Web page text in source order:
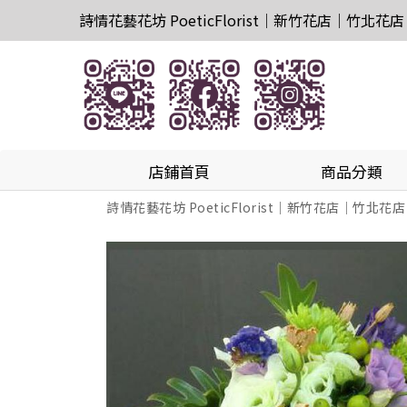
詩情花藝花坊 PoeticFlorist｜新竹花店｜竹北花店
店鋪首頁 商品分類
詩情花藝花坊 PoeticFlorist｜新竹花店｜竹北花店